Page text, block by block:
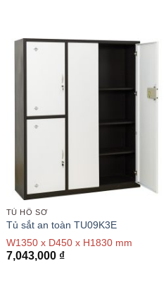
TỦ HỒ SƠ
Tủ sắt an toàn TU09K3E
W1350 x D450 x H1830 mm
7,043,000 ₫